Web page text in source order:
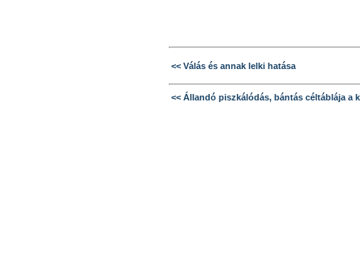
<< Válás és annak lelki hatása
<< Állandó piszkálódás, bántás céltáblája a